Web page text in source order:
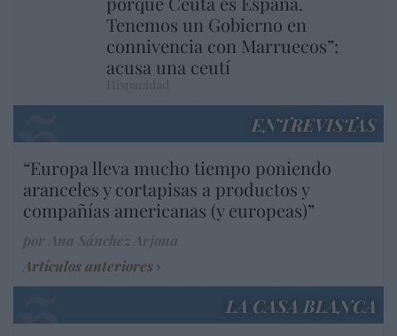
Tenemos un Gobierno en
connivencia con Marruecos”:
acusa una ceutí
ENTREVISTAS
“Europa lleva mucho tiempo poniendo
aranceles y cortapisas a productos y
compañías americanas (y europeas)”
Artículos anteriores
LA CASA BLANCA